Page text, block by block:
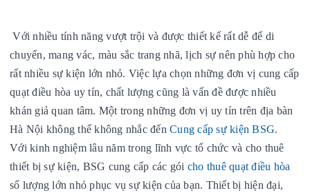
Với nhiều tính năng vượt trội và được thiết kế rất dễ để di
chuyển, mang vác, màu sắc trang nhã, lịch sự nên phù hợp cho
rất nhiều sự kiện lớn nhỏ. Việc lựa chọn những đơn vị cung cấp
quạt điều hòa uy tín, chất lượng cũng là vấn đề được nhiều
khán giả quan tâm. Một trong những đơn vị uy tín trên địa bàn
Hà Nội không thể không nhắc đến Cung cấp sự kiện BSG.
Với kinh nghiệm lâu năm trong lĩnh vực tổ chức và cho thuê
thiết bị sự kiện, BSG cung cấp các gói cho thuê quạt điều hòa
số lượng lớn nhỏ phục vụ sự kiện của bạn. Thiết bị hiện đại,